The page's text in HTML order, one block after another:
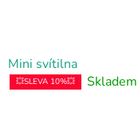
Mini svítilna
💥SLEVA 10%💥 Skladem